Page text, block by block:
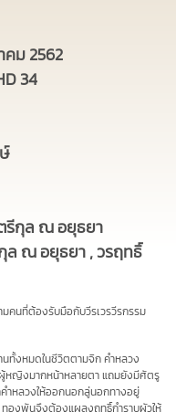
คม 2562
34
รีกุล ณ อยุธยา
ณ อยุธยา , วรฤทธิ์
มคนที่ต้องรับมือกับวีรเวรวีรกรรม
นทั้งหมดในชีวิตตามจิกคำหลวง
หญิงมากหน้าหลายตา แถมยังมีศัตรู
ำหลวงให้ออกนอกลู่นอกทางอยู่
ทองพันจึงต้องแผลงฤทธิ์กำราบผัวให้